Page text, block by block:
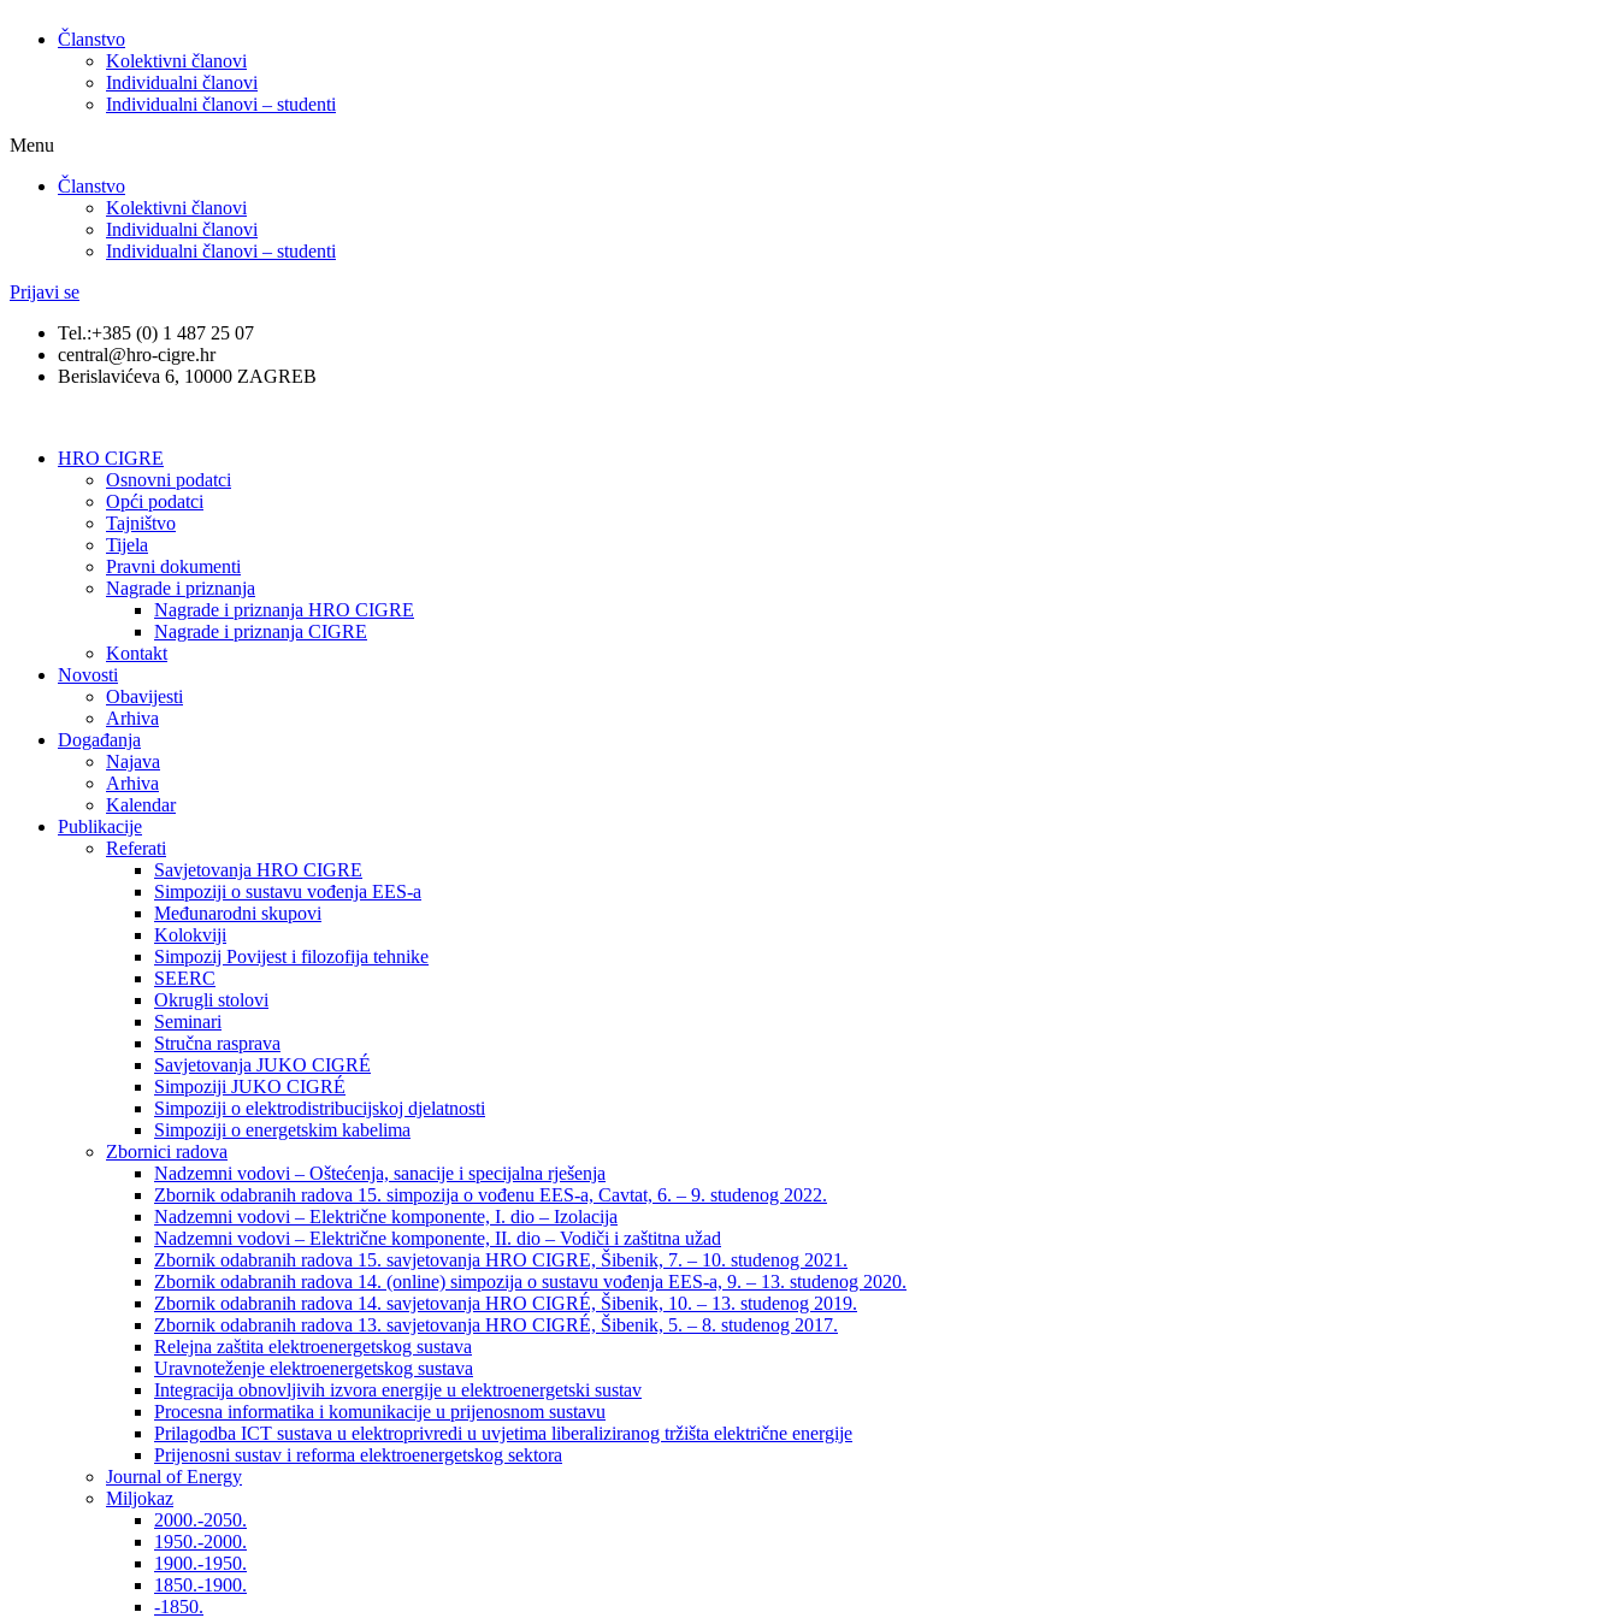
Članstvo
Kolektivni članovi
Individualni članovi
Individualni članovi – studenti
Menu
Članstvo
Kolektivni članovi
Individualni članovi
Individualni članovi – studenti
Prijavi se
Tel.:+385 (0) 1 487 25 07
central@hro-cigre.hr
Berislavićeva 6, 10000 ZAGREB
HRO CIGRE
Osnovni podatci​
Opći podatci
Tajništvo
Tijela
Pravni dokumenti
Nagrade i priznanja
Nagrade i priznanja HRO CIGRE
Nagrade i priznanja CIGRE
Kontakt
Novosti
Obavijesti
Arhiva
Događanja
Najava
Arhiva
Kalendar
Publikacije
Referati
Savjetovanja HRO CIGRE
Simpoziji o sustavu vođenja EES-a
Međunarodni skupovi
Kolokviji​
Simpozij Povijest i filozofija tehnike
SEERC
Okrugli stolovi
Seminari​
Stručna rasprava​
Savjetovanja JUKO CIGRÉ
Simpoziji JUKO CIGRÉ
Simpoziji o elektrodistribucijskoj djelatnosti
Simpoziji o energetskim kabelima
Zbornici radova
Nadzemni vodovi – Oštećenja, sanacije i specijalna rješenja
Zbornik odabranih radova 15. simpozija o vođenu EES-a, Cavtat, 6. – 9. studenog 2022.
Nadzemni vodovi – Električne komponente, I. dio – Izolacija
Nadzemni vodovi – Električne komponente, II. dio – Vodiči i zaštitna užad
Zbornik odabranih radova 15. savjetovanja HRO CIGRE, Šibenik, 7. – 10. studenog 2021.
Zbornik odabranih radova 14. (online) simpozija o sustavu vođenja EES-a, 9. – 13. studenog 2020.
Zbornik odabranih radova 14. savjetovanja HRO CIGRÉ, Šibenik, 10. – 13. studenog 2019.
Zbornik odabranih radova 13. savjetovanja HRO CIGRÉ, Šibenik, 5. – 8. studenog 2017.
Relejna zaštita elektroenergetskog sustava
Uravnoteženje elektroenergetskog sustava
Integracija obnovljivih izvora energije u elektroenergetski sustav
Procesna informatika i komunikacije u prijenosnom sustavu
Prilagodba ICT sustava u elektroprivredi u uvjetima liberaliziranog tržišta električne energije
Prijenosni sustav i reforma elektroenergetskog sektora
Journal of Energy
Miljokaz
2000.-2050.
1950.-2000.
1900.-1950.
1850.-1900.
-1850.